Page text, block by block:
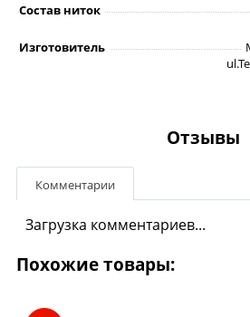
Состав ниток
Изготовитель
Отзывы
Комментарии
Загрузка комментариев...
Похожие товары: